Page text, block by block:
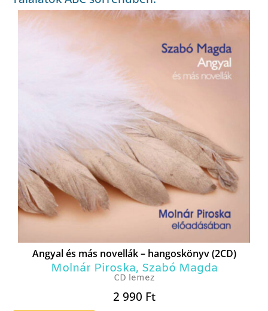
Angyal és más novellák – hangoskönyv (2CD)
Molnár Piroska, Szabó Magda
CD lemez
2 990 Ft